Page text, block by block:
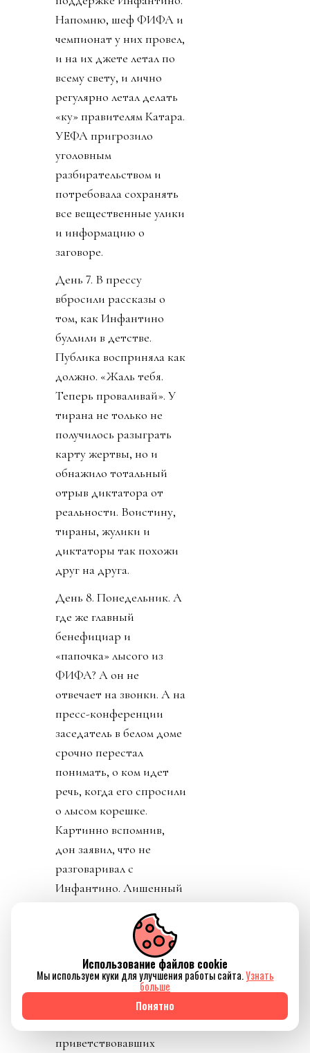
Напомню, шеф ФИФА и
чемпионат у них провел,
и на их джете летал по
всему свету, и лично
регулярно летал делать
«ку» правителям Катара.
УЕФА пригрозило
уголовным
разбирательством и
потребовала сохранять
все вещественные улики
и информацию о
заговоре.
День 7. В прессу
вбросили рассказы о
том, как Инфантино
буллили в детстве.
Публика восприняла как
должно. «Жаль тебя.
Теперь проваливай». У
тирана не только не
получилось разыграть
карту жертвы, но и
обнажило тотальный
отрыв диктатора от
реальности. Воистину,
тираны, жулики и
диктаторы так похожи
друг на друга.
День 8. Понедельник. А
где же главный
бенефициар и
«папочка» лысого из
ФИФА? А он не
отвечает на звонки. А на
пресс-конференции
заседатель в белом доме
срочно перестал
понимать, о ком идет
речь, когда его спросили
о лысом корешке.
Картинно вспомнив,
дон заявил, что не
разговаривал с
Инфантино. Лишенный
скукожившийся до
размеров Волдеморта,
Джанни, скуля, начал
репостить копирующие
текст друг друга посты
федераций,
приветствовавших
Использование файлов cookie
Мы используем куки для улучшения работы сайта.Узнать
больше
Понятно